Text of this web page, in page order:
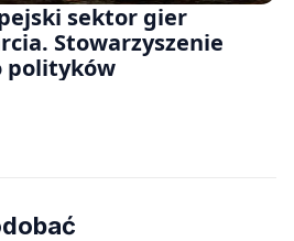
sektor gier
Stowarzyszenie
polityków